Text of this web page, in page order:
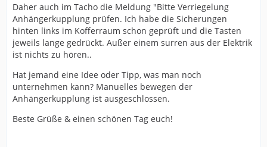
Daher auch im Tacho die Meldung "Bitte Verriegelung
Anhängerkupplung prüfen. Ich habe die Sicherungen
hinten links im Kofferraum schon geprüft und die Tasten
jeweils lange gedrückt. Außer einem surren aus der Elektrik
ist nichts zu hören..
Hat jemand eine Idee oder Tipp, was man noch
unternehmen kann? Manuelles bewegen der
Anhängerkupplung ist ausgeschlossen.
Beste Grüße & einen schönen Tag euch!